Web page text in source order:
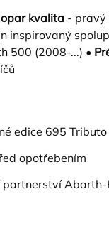
kvalita - pravý
inspirovaný
500 (2008-...) •
edice 695 Tributo
opotřebením
partnerství